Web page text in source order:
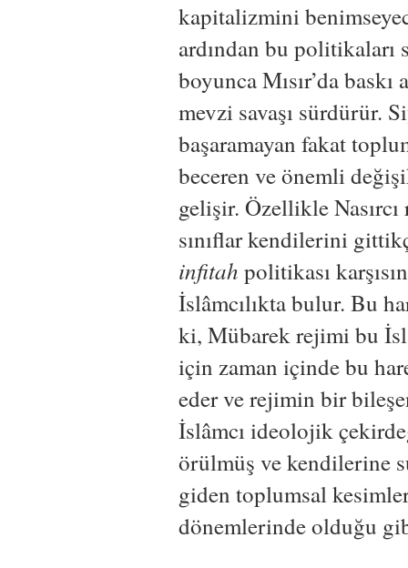
kapitalizmini
ardından bu
boyunca Mısır’da
mevzi savaşı sürdürür.
başaramayan fakat
beceren ve önemli
gelişir. Özellikle
sınıflar kendilerini
infitah politikası
İslâmcılıkta bulur. Bu
ki, Mübarek rejimi bu
için zaman içinde bu
eder ve rejimin bir
İslâmcı ideolojik
örülmüş ve kendilerine
giden toplumsal
dönemlerinde olduğu